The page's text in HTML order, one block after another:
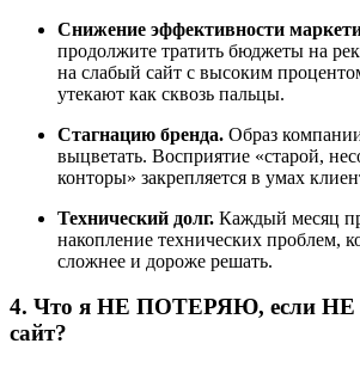
Снижение эффективности
продолжите тратить бюджеты на
на слабый сайт с высоким
утекают как сквозь пальцы.
Стагнацию бренда. Образ
выцветать. Восприятие «старой,
конторы» закрепляется в умах
Технический долг. Каждый месяц
накопление технических проблем,
сложнее и дороже решать.
4. Что я НЕ ПОТЕРЯЮ, если НЕ
сайт?